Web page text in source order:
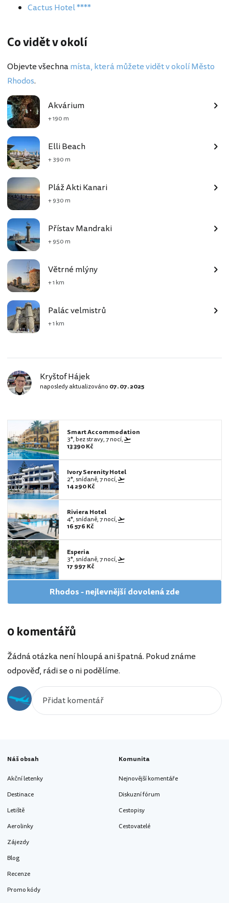
Cactus Hotel ****
Co vidět v okolí
Objevte všechnamísta, která můžete vidět v okolí Město
Rhodos.
Akvárium
+ 190 m
Elli Beach
+ 390 m
Pláž Akti Kanari
+ 930 m
Přístav Mandraki
+ 950 m
Větrné mlýny
+ 1 km
Palác velmistrů
+ 1 km
Kryštof Hájek
naposledy aktualizováno 07. 07. 2025
Smart Accommodation
3*, bez stravy, 7 nocí,
13 390 Kč
Ivory Serenity Hotel
2*, snídaně, 7 nocí,
14 290 Kč
Riviera Hotel
4*, snídaně, 7 nocí,
16 576 Kč
Esperia
3*, snídaně, 7 nocí,
17 997 Kč
Rhodos - nejlevnější dovolená zde
0 komentářů
Žádná otázka není hloupá ani špatná. Pokud známe
odpověď, rádi se o ni podělíme.
Náš obsah
Akční letenky
Destinace
Letiště
Aerolinky
Zájezdy
Blog
Recenze
Promo kódy
Komunita
Nejnovější komentáře
Diskuzní fórum
Cestopisy
Cestovatelé